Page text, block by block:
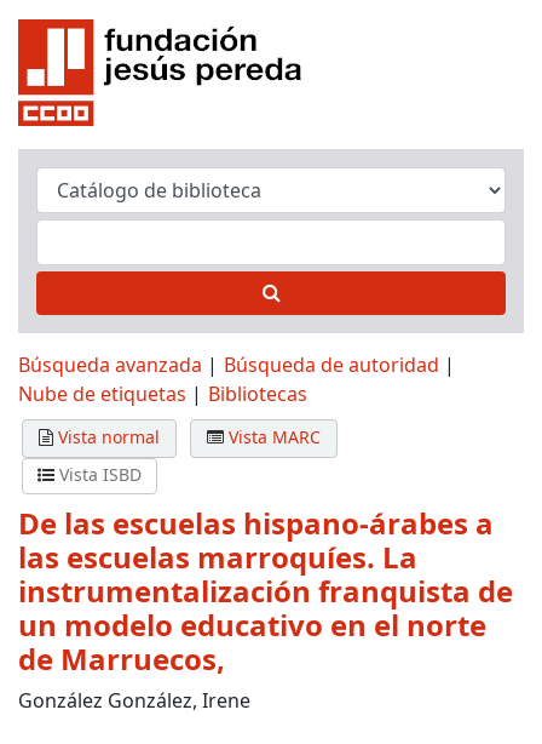
Búsqueda avanzada
Búsqueda de autoridad
Nube de etiquetas
Bibliotecas
Vista normal
Vista MARC
Vista ISBD
De las escuelas hispano-árabes a
las escuelas marroquíes. La
instrumentalización franquista de
un modelo educativo en el norte
de Marruecos,
González González, Irene